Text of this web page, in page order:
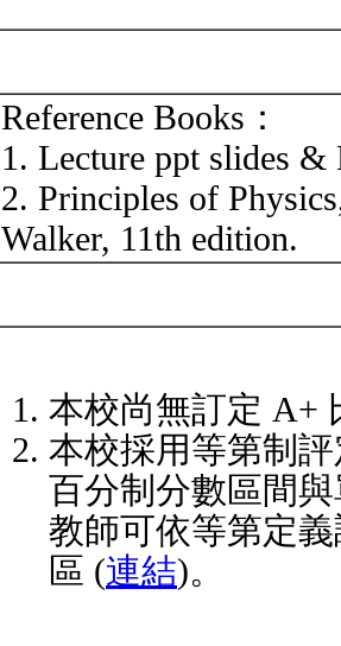
Reference Books：
1. Lecture ppt slides &
2. Principles of
Walker, 11th edition.
本校尚無訂定 A+
本校採用等第制
百分制分數區間
教師可依等第定
區 (連結)。